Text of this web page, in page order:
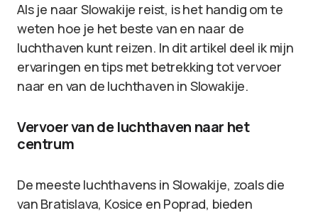
Als je naar Slowakije reist, is het handig om te
weten hoe je het beste van en naar de
luchthaven kunt reizen. In dit artikel deel ik mijn
ervaringen en tips met betrekking tot vervoer
naar en van de luchthaven in Slowakije.
Vervoer van de luchthaven naar het
centrum
De meeste luchthavens in Slowakije, zoals die
van Bratislava, Kosice en Poprad, bieden